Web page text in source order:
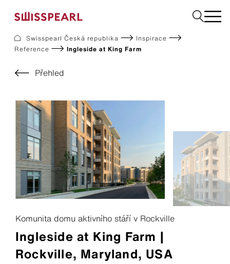
Společnost
Služby
Inspirace
Ke stažení
Swisspearl a udržitelnost
Kariéra
Fasády
Konstrukční desky
Swisspearl Česká republika
Inspirace
Reference
Ingleside at King Farm
Přehled
Komunita domu aktivního stáří v Rockville
Ingleside at King Farm |
Rockville, Maryland, USA